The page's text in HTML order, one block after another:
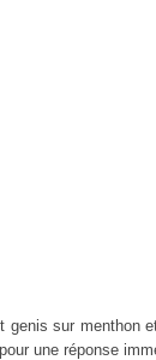
genis sur menthon
une réponse